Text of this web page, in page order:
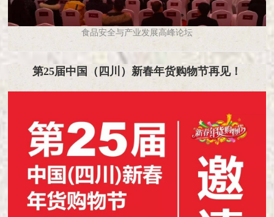
食品安全与产业发展高峰论坛
第25届中国（四川）新春年货购物节再见！